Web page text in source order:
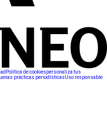
Política de cookiespersonaliza tus
prácticas periodísticasUso responsable